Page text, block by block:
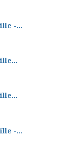
-...
-...